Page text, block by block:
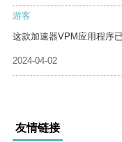
游客
这款加速器VPM应用程序
2024-04-02
友情链接